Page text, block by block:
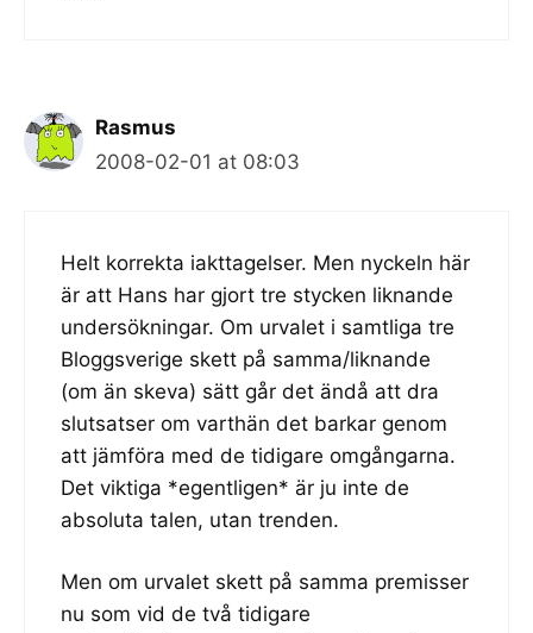
Rasmus
2008-02-01 at 08:03
Helt korrekta iakttagelser. Men nyckeln här
är att Hans har gjort tre stycken liknande
undersökningar. Om urvalet i samtliga tre
Bloggsverige skett på samma/liknande
(om än skeva) sätt går det ändå att dra
slutsatser om varthän det barkar genom
att jämföra med de tidigare omgångarna.
Det viktiga *egentligen* är ju inte de
absoluta talen, utan trenden.
Men om urvalet skett på samma premisser
nu som vid de två tidigare